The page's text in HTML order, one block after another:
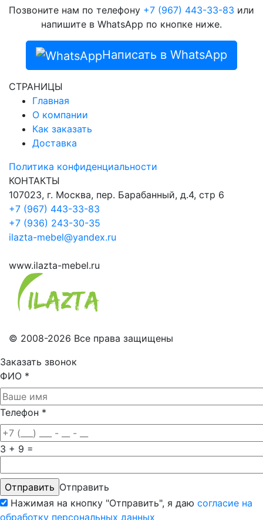
Позвоните нам по телефону +7 (967) 443-33-83 или
напишите в WhatsApp по кнопке ниже.
Написать в WhatsApp
СТРАНИЦЫ
Главная
О компании
Как заказать
Доставка
Политика конфиденциальности
КОНТАКТЫ
107023, г. Москва, пер. Барабанный, д.4, стр 6
+7 (967) 443-33-83
+7 (936) 243-30-35
ilazta-mebel@yandex.ru
www.ilazta-mebel.ru
© 2008-2026 Все права защищены
Заказать звонок
ФИО *
Телефон *
3 + 9 =
Отправить
Нажимая на кнопку "Отправить", я даю согласие на
обработку персональных данных